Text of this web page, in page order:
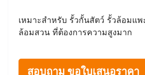
เหมาะสำหรับ รั้วกั้นสัตว์ รั้วล้อมแ
ล้อมสวน ที่ต้องการความสูงมาก
สอบถาม ขอใบเสนอราคา